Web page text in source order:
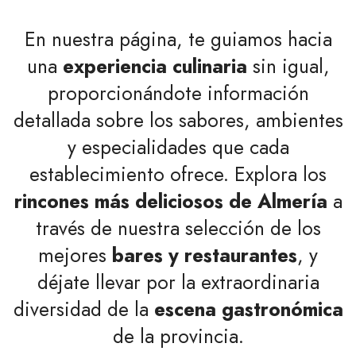
En nuestra página, te guiamos hacia
una experiencia culinaria sin igual,
proporcionándote información
detallada sobre los sabores, ambientes
y especialidades que cada
establecimiento ofrece. Explora los
rincones más deliciosos de Almería a
través de nuestra selección de los
mejores bares y restaurantes, y
déjate llevar por la extraordinaria
diversidad de la escena gastronómica
de la provincia.